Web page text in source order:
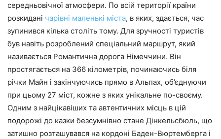
середньовічної атмосфери. По всій території країни
розкидані чарівні маленькі міста, в яких, здається, час
зупинився кілька століть тому. Для зручності туристів
був навіть розроблений спеціальний маршрут, який
називається Романтична дорога Німеччини. Він
простягається на 366 кілометрів, починаючись біля
річки Майн і закінчуючись прямо в Альпах, об’єднуючи
при цьому 27 міст, кожне з яких унікальне по-своєму.
Одним з найцікавіших та автентичних місць в цій
подорожі до казки безсумнівно стане Дінкельсбюль, що
затишно розташувався на кордоні Баден-Вюртемберга і